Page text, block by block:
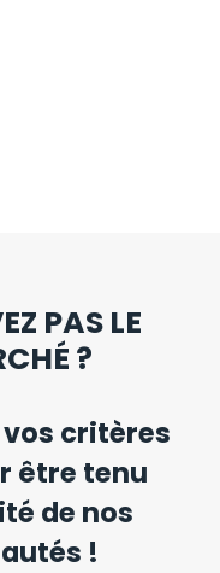
PAS LE
?
critères
être tenu
de nos
!